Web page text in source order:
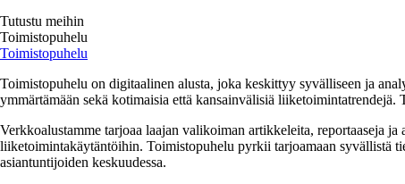
Tutustu meihin
Toimistopuhelu
Toimistopuhelu
Toimistopuhelu on digitaalinen alusta, joka keskittyy syvälliseen ja
ymmärtämään sekä kotimaisia että kansainvälisiä
Verkkoalustamme tarjoaa laajan valikoiman artikkeleita, reportaaseja
liiketoimintakäytäntöihin. Toimistopuhelu pyrkii tarjoamaan syvällistä
asiantuntijoiden keskuudessa.